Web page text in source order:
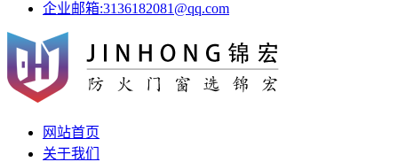
企业邮箱:3136182081@qq.com
网站首页
关于我们